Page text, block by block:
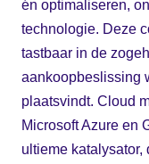
én optimaliseren,
technologie. Deze
tastbaar in de
aankoopbeslissing
plaatsvindt. Cloud
Microsoft Azure en
ultieme katalysator,